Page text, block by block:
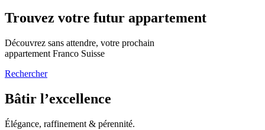
Trouvez votre futur appartement
Découvrez sans attendre, votre prochain
appartement Franco Suisse
Rechercher
Bâtir l’excellence
Élégance, raffinement & pérennité.